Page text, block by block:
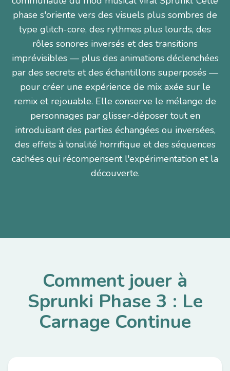
phase s'oriente vers des visuels plus sombres de
type glitch-core, des rythmes plus lourds, des
rôles sonores inversés et des transitions
imprévisibles — plus des animations déclenchées
par des secrets et des échantillons superposés —
pour créer une expérience de mix axée sur le
remix et rejouable. Elle conserve le mélange de
personnages par glisser‑déposer tout en
introduisant des parties échangées ou inversées,
des effets à tonalité horrifique et des séquences
cachées qui récompensent l'expérimentation et la
découverte.
Comment jouer à
Sprunki Phase 3 : Le
Carnage Continue